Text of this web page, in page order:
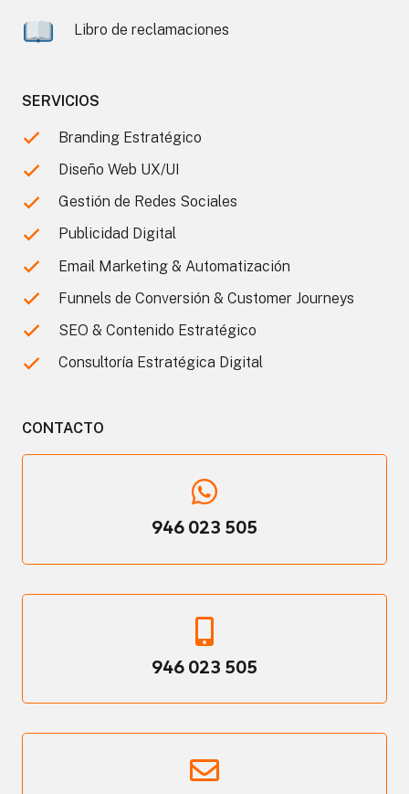
Libro de reclamaciones
SERVICIOS
Branding Estratégico
Diseño Web UX/UI
Gestión de Redes Sociales
Publicidad Digital
Email Marketing & Automatización
Funnels de Conversión & Customer Journeys
SEO & Contenido Estratégico
Consultoría Estratégica Digital
CONTACTO
946 023 505
946 023 505